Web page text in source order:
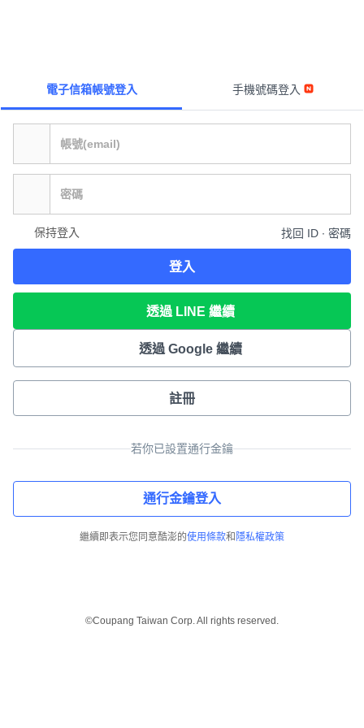
電子信箱帳號登入 手機號碼登入
保持登入 找回 ID ∙ 密碼
登入
透過 LINE 繼續
透過 Google 繼續
註冊
若你已設置通行金鑰
通行金鑰登入
繼續即表示您同意酷澎的使用條款和 隱私權政策
©Coupang Taiwan Corp. All rights reserved.